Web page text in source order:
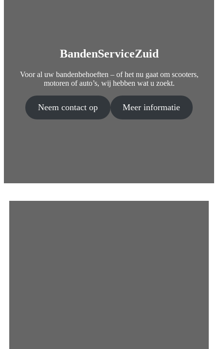
BandenServiceZuid
Voor al uw bandenbehoeften – of het nu gaat om scooters,
motoren of auto’s, wij hebben wat u zoekt.
Neem contact op Meer informatie